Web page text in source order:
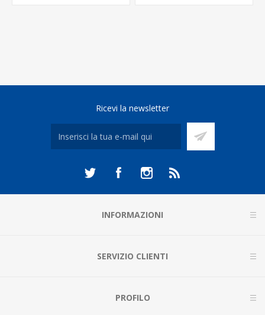
Ricevi la newsletter
INFORMAZIONI
SERVIZIO CLIENTI
PROFILO